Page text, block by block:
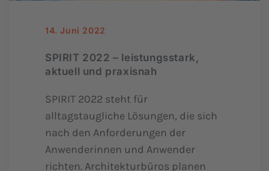
14. Juni 2022
SPIRIT 2022 – leistungsstark,
aktuell und praxisnah
SPIRIT 2022 steht für
alltagstaugliche Lösungen, die sich
nach den Anforderungen der
Anwenderinnen und Anwender
richten. Architekturbüros planen